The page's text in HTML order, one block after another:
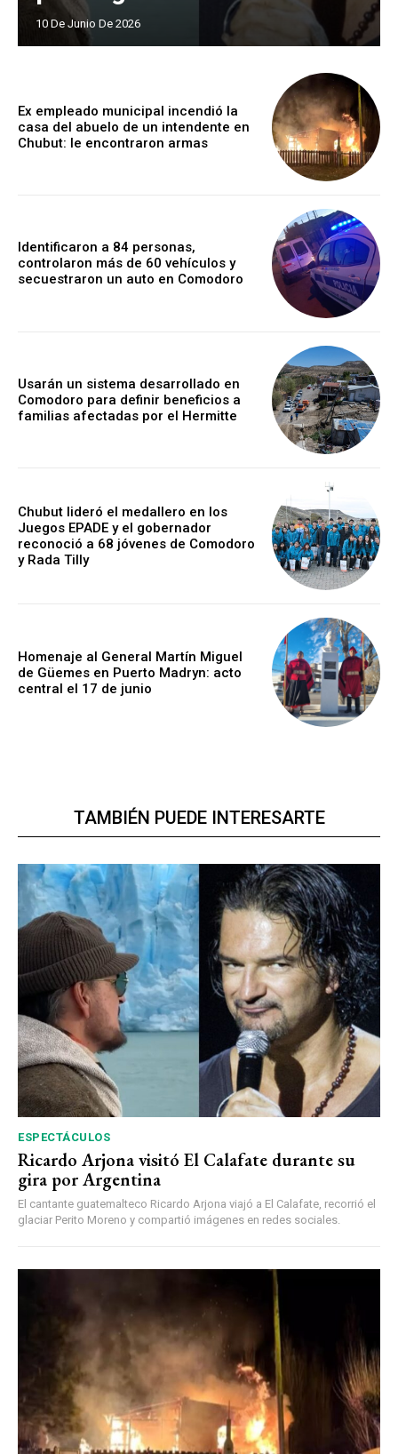
10 De Junio De 2026
Ex empleado municipal incendió la
casa del abuelo de un intendente en
Chubut: le encontraron armas
Identificaron a 84 personas,
controlaron más de 60 vehículos y
secuestraron un auto en Comodoro
Usarán un sistema desarrollado en
Comodoro para definir beneficios a
familias afectadas por el Hermitte
Chubut lideró el medallero en los
Juegos EPADE y el gobernador
reconoció a 68 jóvenes de Comodoro
y Rada Tilly
Homenaje al General Martín Miguel
de Güemes en Puerto Madryn: acto
central el 17 de junio
TAMBIÉN PUEDE INTERESARTE
ESPECTÁCULOS
Ricardo Arjona visitó El Calafate durante su
gira por Argentina
El cantante guatemalteco Ricardo Arjona viajó a El Calafate, recorrió el
glaciar Perito Moreno y compartió imágenes en redes sociales.